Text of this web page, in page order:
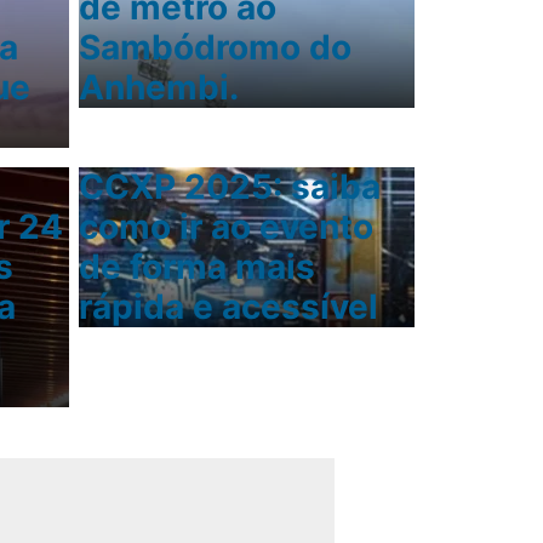
Sambódromo do
Anhembi.
24
CCXP 2025: saiba
como ir ao evento
de forma mais
rápida e acessível